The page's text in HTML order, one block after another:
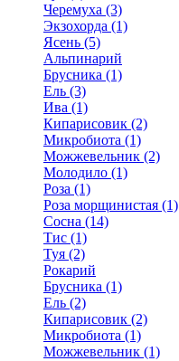
Черемуха (3)
Экзохорда (1)
Ясень (5)
Альпинарий
Брусника (1)
Ель (3)
Ива (1)
Кипарисовик (2)
Микробиота (1)
Можжевельник (2)
Молодило (1)
Роза (1)
Роза морщинистая (1)
Сосна (14)
Тис (1)
Туя (2)
Рокарий
Брусника (1)
Ель (2)
Кипарисовик (2)
Микробиота (1)
Можжевельник (1)